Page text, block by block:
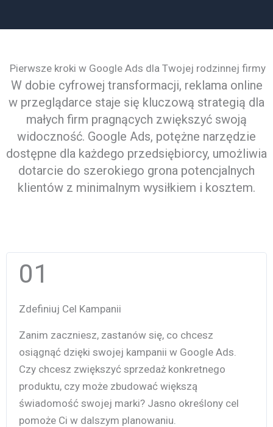
Pierwsze kroki w Google Ads dla Twojej rodzinnej firmy
W dobie cyfrowej transformacji, reklama online
w przeglądarce staje się kluczową strategią dla
małych firm pragnących zwiększyć swoją
widoczność. Google Ads, potężne narzędzie
dostępne dla każdego przedsiębiorcy, umożliwia
dotarcie do szerokiego grona potencjalnych
klientów z minimalnym wysiłkiem i kosztem.
01
Zdefiniuj Cel Kampanii
Zanim zaczniesz, zastanów się, co chcesz
osiągnąć dzięki swojej kampanii w Google Ads.
Czy chcesz zwiększyć sprzedaż konkretnego
produktu, czy może zbudować większą
świadomość swojej marki? Jasno określony cel
pomoże Ci w dalszym planowaniu.